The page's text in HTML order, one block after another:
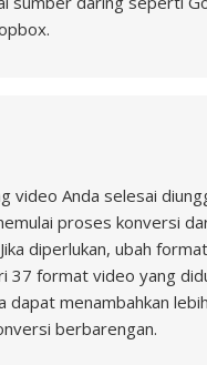
video Anda selesai
proses konversi
diperlukan, ubah
37 format video yang
dapat menambahkan
berbarengan.